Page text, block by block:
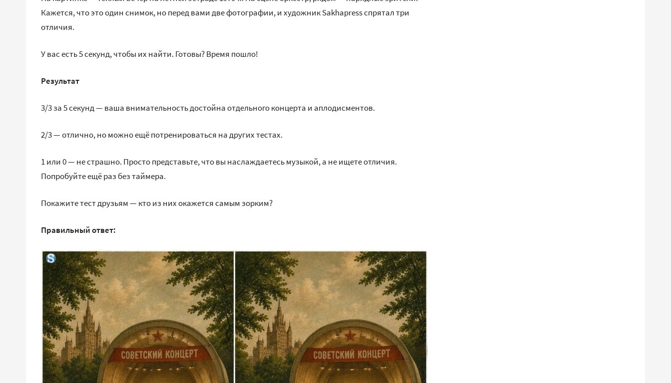
Кажется, что это один снимок, но перед вами две фотографии, и художник Sakhapress спрятал три
отличия.
У вас есть 5 секунд, чтобы их найти. Готовы? Время пошло!
Результат
3/3 за 5 секунд — ваша внимательность достойна отдельного концерта и аплодисментов.
2/3 — отлично, но можно ещё потренироваться на других тестах.
1 или 0 — не страшно. Просто представьте, что вы наслаждаетесь музыкой, а не ищете отличия.
Попробуйте ещё раз без таймера.
Покажите тест друзьям — кто из них окажется самым зорким?
Правильный ответ: